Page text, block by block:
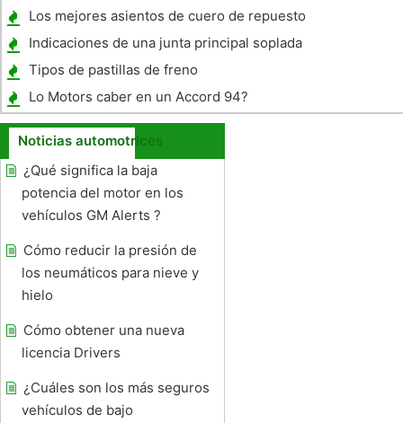
Especificaciones
Los mejores asientos de cuero de repuesto
para un Miata
Indicaciones de una junta principal soplada
Tipos de pastillas de freno
Lo Motors caber en un Accord 94?
Noticias automotrices
¿Qué significa la baja
potencia del motor en los
vehículos GM Alerts ?
Cómo reducir la presión de
los neumáticos para nieve y
hielo
Cómo obtener una nueva
licencia Drivers
¿Cuáles son los más seguros
vehículos de bajo